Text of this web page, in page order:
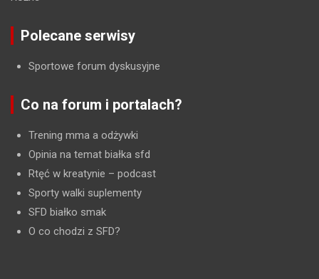
Polecane serwisy
Sportowe forum dyskusyjne
Co na forum i portalach?
Trening mma a odżywki
Opinia na temat białka sfd
Rtęć w kreatynie – podcast
Sporty walki suplementy
SFD białko smak
O co chodzi z SFD?